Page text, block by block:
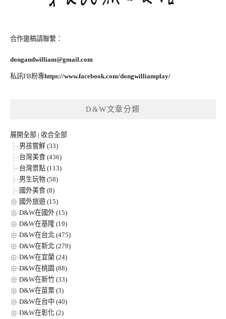
合作邀稿請聯繫：
dongandwilliam@gmail.com
私訊FB粉專https://www.facebook.com/dongwilliamplay/
D&W文章分類
展開全部 | 收合全部
男孩嘗鮮 (33)
台灣美食 (436)
台灣景點 (113)
男生玩物 (58)
國外美食 (8)
國外旅遊 (15)
D&W在國外 (15)
D&W在基隆 (19)
D&W在台北 (475)
D&W在新北 (279)
D&W在宜蘭 (24)
D&W在桃園 (88)
D&W在新竹 (33)
D&W在苗栗 (3)
D&W在台中 (40)
D&W在彰化 (2)